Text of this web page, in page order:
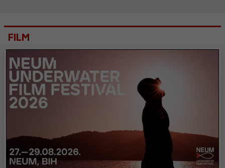
FILM